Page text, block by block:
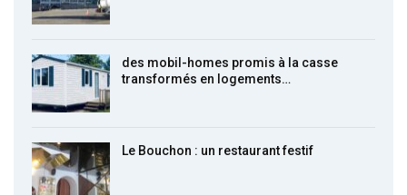
des mobil-homes promis à la casse
transformés en logements…
Le Bouchon : un restaurant festif